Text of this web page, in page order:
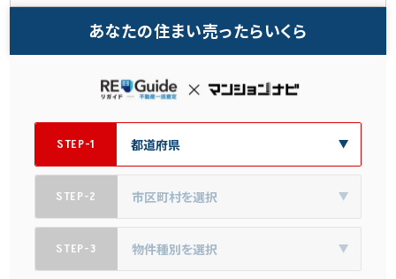
あなたの住まい売ったらいくら
STEP-1
STEP-2
STEP-3